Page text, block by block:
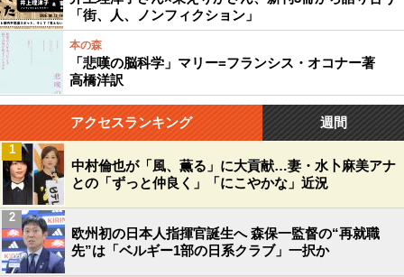
「街、人、ノンフィクション」
本の森
「悲嘆の脳科学」マリー=フランシス・オコナー著
高橋洋訳
アクセスランキング 週間
中村倫也が「風、薫る」に大貢献…妻・水卜麻美アナ
との「ずっと仲良く」「にこやかな」近況
1
欧州初の日本人指揮官誕生へ 森保一監督の“再就職
先”は「ベルギー1部の日系クラブ」一択か
2